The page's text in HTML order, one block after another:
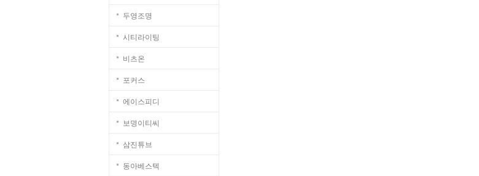
두영조명
시티라이팅
비츠온
포커스
에이스피디
보명이티씨
삼진튜브
동아베스텍